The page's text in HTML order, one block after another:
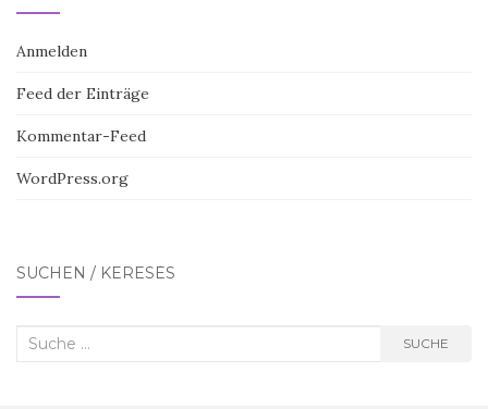
Anmelden
Feed der Einträge
Kommentar-Feed
WordPress.org
SUCHEN / KERESÉS
Suche
SUCHE